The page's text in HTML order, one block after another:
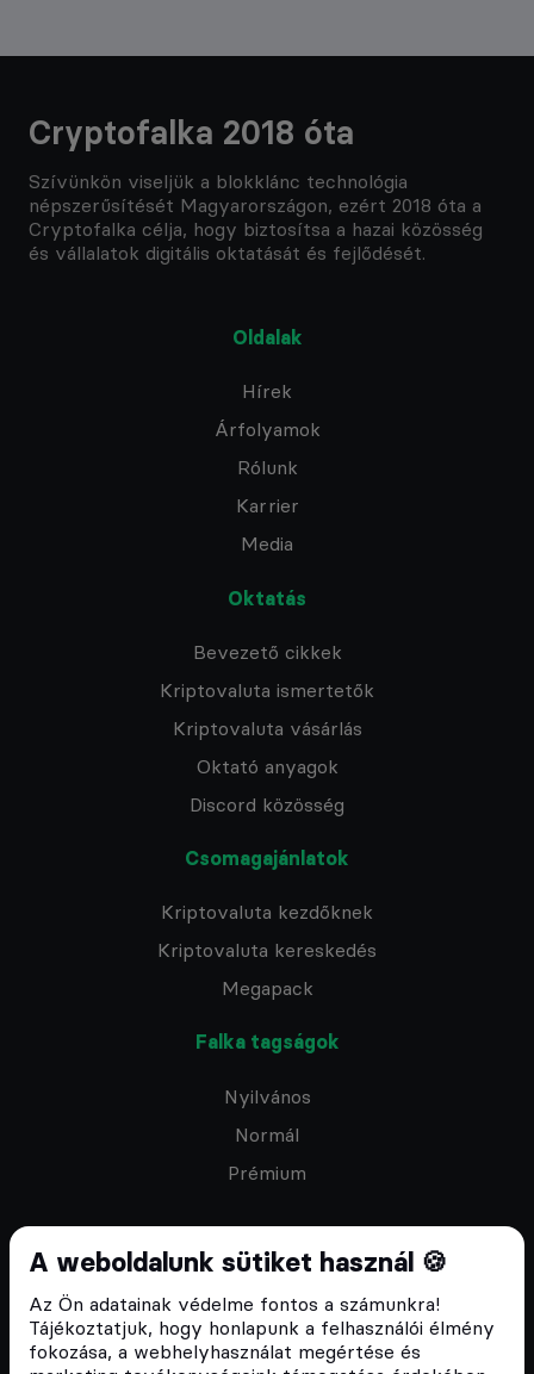
A weboldalunk sütiket használ 🍪
Az Ön adatainak védelme fontos a számunkra!
Tájékoztatjuk, hogy honlapunk a felhasználói élmény
fokozása, a webhelyhasználat megértése és
Cryptofalka 2018 óta
Szívünkön viseljük a blokklánc technológia
népszerűsítését Magyarországon, ezért 2018 óta a
Cryptofalka célja, hogy biztosítsa a hazai közösség
és vállalatok digitális oktatását és fejlődését.
Oldalak
Hírek
Árfolyamok
Rólunk
Karrier
Media
Oktatás
Bevezető cikkek
Kriptovaluta ismertetők
Kriptovaluta vásárlás
Oktató anyagok
Discord közösség
Csomagajánlatok
Kriptovaluta kezdőknek
Kriptovaluta kereskedés
Megapack
Falka tagságok
Nyilvános
Normál
Prémium
Feliratkozom a hírlevélre